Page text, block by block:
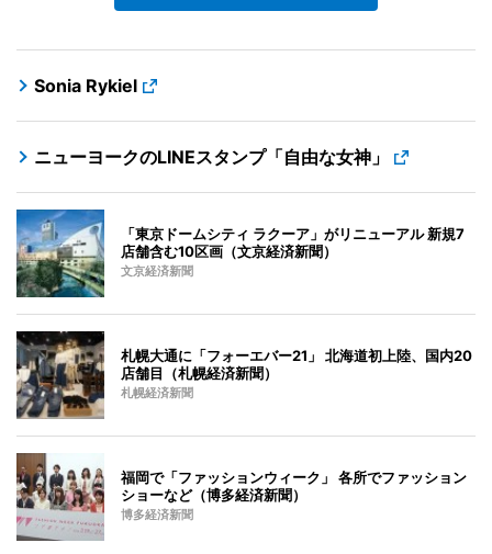
Sonia Rykiel
ニューヨークのLINEスタンプ「自由な女神」
「東京ドームシティ ラクーア」がリニューアル 新規7
店舗含む10区画（文京経済新聞）
文京経済新聞
札幌大通に「フォーエバー21」 北海道初上陸、国内20
店舗目（札幌経済新聞）
札幌経済新聞
福岡で「ファッションウィーク」 各所でファッション
ショーなど（博多経済新聞）
博多経済新聞